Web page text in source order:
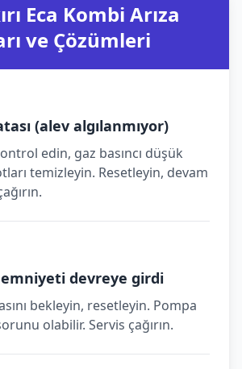
Eca Kombi Arıza
ve Çözümleri
(alev algılanmıyor)
edin, gaz basıncı düşük
temizleyin. Resetleyin, devam
emniyeti devreye girdi
bekleyin, resetleyin. Pompa
olabilir. Servis çağırın.